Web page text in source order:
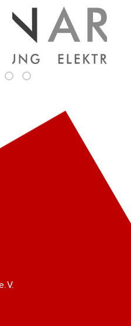
V.